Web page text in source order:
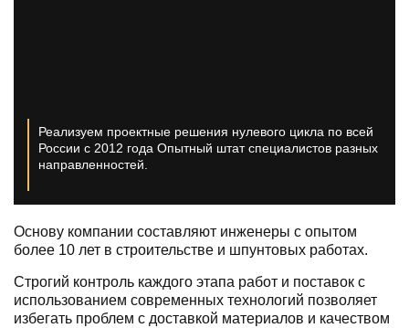
Реализуем проектные решения нулевого цикла по всей
России с 2012 года Опытный штат специалистов разных
направленностей.
Основу компании составляют инженеры с опытом
более 10 лет в строительстве и шпунтовых работах.
Строгий контроль каждого этапа работ и поставок с
использованием современных технологий позволяет
избегать проблем с доставкой материалов и качеством